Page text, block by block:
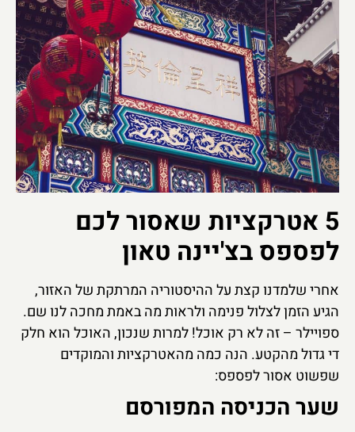
5 אטרקציות שאסור לכם
לפספס בצ'יינה טאון
אחרי שלמדנו קצת על ההיסטוריה המרתקת של האזור,
הגיע הזמן לצלול פנימה ולראות מה באמת מחכה לנו שם.
ספויילר – זה לא רק אוכל! למרות שנכון, האוכל הוא חלק
די גדול מהקטע. הנה כמה מהאטרקציות והמוקדים
שפשוט אסור לפספס:
שער הכניסה המפורסם